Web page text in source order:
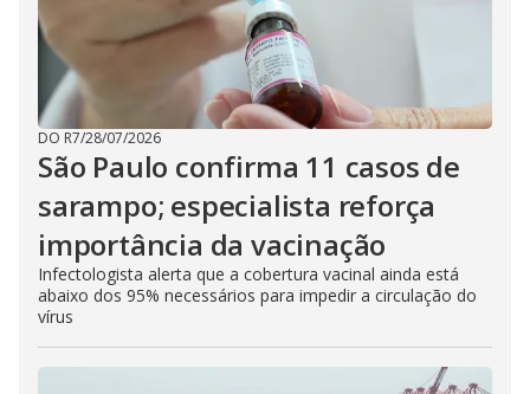
DO R7/28/07/2026
São Paulo confirma 11 casos de
sarampo; especialista reforça
importância da vacinação
Infectologista alerta que a cobertura vacinal ainda está
abaixo dos 95% necessários para impedir a circulação do
vírus